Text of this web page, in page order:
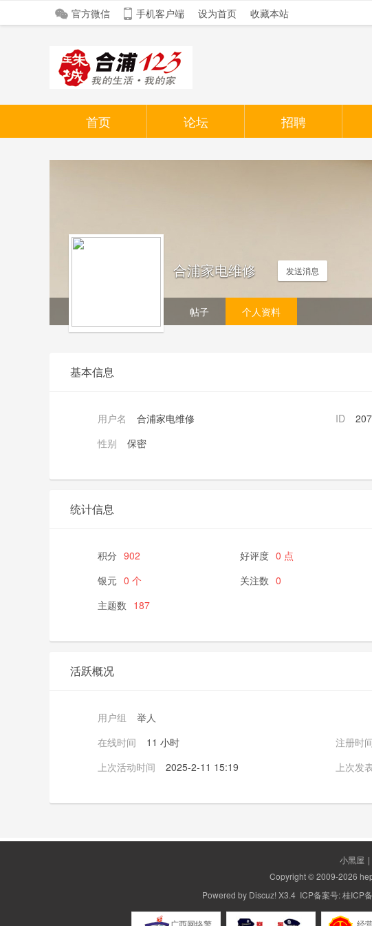
官方微信 手机客户端 设为首页 收藏本站
首页 论坛 招聘
合浦家电维修 发送消息
帖子 个人资料
基本信息
用户名 合浦家电维修 ID
性别
保密
统计信息
积分 902 好评度 0 点
银元 0 个 关注数 0
主题数 187
活跃概况
用户组
举人
在线时间
11 小时 注册时
上次活动时间
2025-2-11 15:19 上次发
小黑屋 |
Copyright © 2009-2026
Powered by Discuz! X3.4 ICP备案号:桂ICP
广西网络警 经